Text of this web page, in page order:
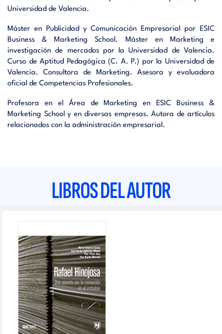
Universidad de Valencia.
Máster en Publicidad y Comunicación Empresarial por ESIC
Business & Marketing School. Máster en Marketing e
investigación de mercados por la Universidad de Valencia.
Curso de Aptitud Pedagógica (C. A. P.) por la Universidad de
Valencia. Consultora de Marketing. Asesora y evaluadora
oficial de Competencias Profesionales.
Profesora en el Área de Marketing en ESIC Business &
Marketing School y en diversas empresas. Autora de artículos
relacionados con la administración empresarial.
LIBROS DEL AUTOR